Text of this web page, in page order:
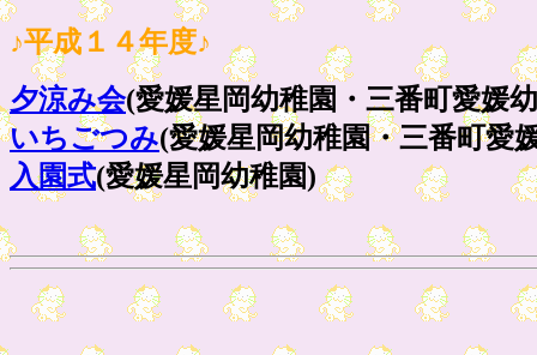
♪平成１４年度♪
夕涼み会(愛媛星岡幼稚園・三番町愛媛
いちごつみ(愛媛星岡幼稚園・三番町愛
入園式(愛媛星岡幼稚園)